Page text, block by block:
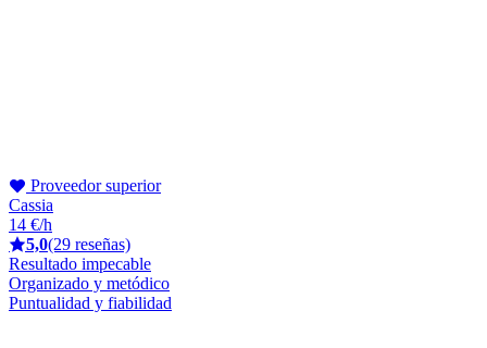
Proveedor superior
Cassia
14 €/h
5,0(29 reseñas)
Resultado impecable
Organizado y metódico
Puntualidad y fiabilidad